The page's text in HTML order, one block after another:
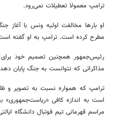
ترامپ معمولا تعطیلات نمی‌رود.
او بارها مخالفت اولیه ونس با
مطرح کرده است. ترامپ به او گفته
رئیس‌جمهور همچنین تصمیم خود برای
مذاکراتی که نتوانست به جنگ پایان
ترامپ که همواره نسبت به تصویر
است به اندازه کافی «ریاست‌جمهوری»
مراسم قهرمانی تیم فوتبال دانشگاه